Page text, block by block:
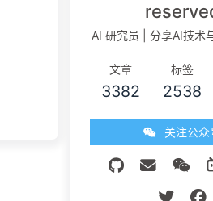
AI 研究员 | 分享AI技术
文章
3382
标签
2538
关注公众